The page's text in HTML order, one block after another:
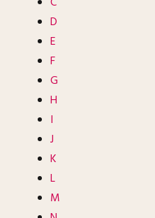
D
E
F
G
H
I
J
K
L
M